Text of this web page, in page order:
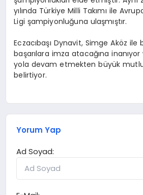
yılında Türkiye Milli Takımı ile
Ligi şampiyonluğuna ulaşmıştır.
Eczacıbaşı Dynavit, Simge Aköz ile
başarılara imza atacağına
yola devam etmekten büyük
belirtiyor.
Yorum Yap
Ad Soyad: